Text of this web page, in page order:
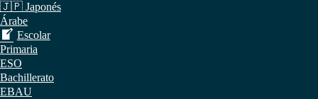
🇯🇵 Japonés
Árabe
Escolar
Primaria
ESO
Bachillerato
EBAU